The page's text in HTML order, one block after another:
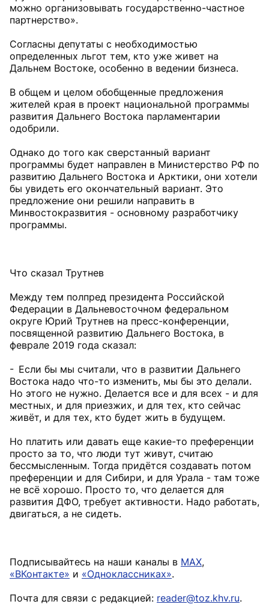
можно организовывать государственно-частное
партнерство».
Согласны депутаты с необходимостью
определенных льгот тем, кто уже живет на
Дальнем Востоке, особенно в ведении бизнеса.
В общем и целом обобщенные предложения
жителей края в проект национальной программы
развития Дальнего Востока парламентарии
одобрили.
Однако до того как сверстанный вариант
программы будет направлен в Министерство РФ по
развитию Дальнего Востока и Арктики, они хотели
бы увидеть его окончательный вариант. Это
предложение они решили направить в
Минвостокразвития - основному разработчику
программы.
Что сказал Трутнев
Между тем полпред президента Российской
Федерации в Дальневосточном федеральном
округе Юрий Трутнев на пресс-конференции,
посвященной развитию Дальнего Востока, в
феврале 2019 года сказал:
- Если бы мы считали, что в развитии Дальнего
Востока надо что-то изменить, мы бы это делали.
Но этого не нужно. Делается все и для всех - и для
местных, и для приезжих, и для тех, кто сейчас
живёт, и для тех, кто будет жить в будущем.
Но платить или давать еще какие-то преференции
просто за то, что люди тут живут, считаю
бессмысленным. Тогда придётся создавать потом
преференции и для Сибири, и для Урала - там тоже
не всё хорошо. Просто то, что делается для
развития ДФО, требует активности. Надо работать,
двигаться, а не сидеть.
Подписывайтесь на наши каналы в MAX,
«ВКонтакте» и «Одноклассниках».
Почта для связи с редакцией: reader@toz.khv.ru.